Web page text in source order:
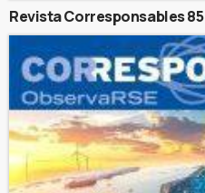
Revista Corresponsables 85